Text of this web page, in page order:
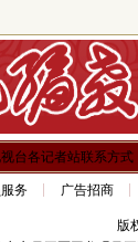
台各记者站联系方式
务 广告招商
版